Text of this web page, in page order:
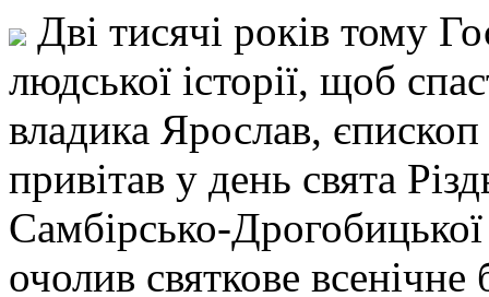
Дві тисячі років тому
людської історії, щоб
владика Ярослав,
привітав у день свята
Самбірсько-
очолив святкове